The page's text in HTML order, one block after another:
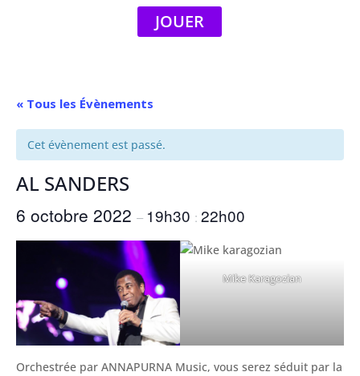
JOUER
« Tous les Évènements
Cet évènement est passé.
AL SANDERS
6 octobre 2022 – 19h30 : 22h00
Mike Karagozian
Orchestrée par ANNAPURNA Music, vous serez séduit par la